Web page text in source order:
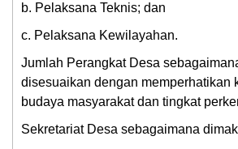
b. Pelaksana Teknis; dan
c. Pelaksana Kewilayahan.
Jumlah Perangkat Desa
disesuaikan dengan memperhatikan
budaya masyarakat dan tingkat
Sekretariat Desa sebagaimana